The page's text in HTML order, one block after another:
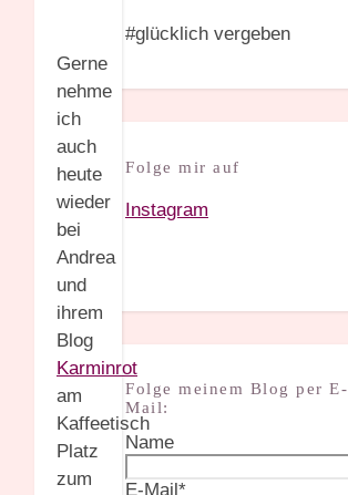
Gerne
nehme
ich
auch
heute
wieder
bei
Andrea
und
ihrem
Blog
Karminrot
am
Kaffeetisch
Platz
zum
#glücklich vergeben
Folge mir auf
Instagram
Folge meinem Blog per E-
Mail:
Name
E-Mail*